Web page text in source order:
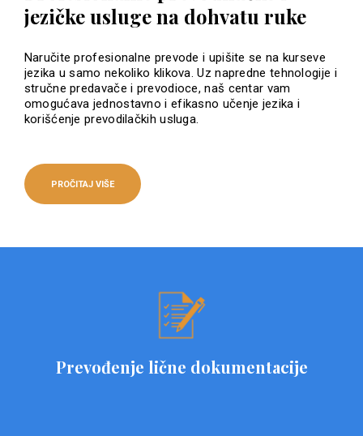
jezičke usluge na dohvatu ruke
Naručite profesionalne prevode i upišite se na kurseve
jezika u samo nekoliko klikova. Uz napredne tehnologije i
stručne predavače i prevodioce, naš centar vam
omogućava jednostavno i efikasno učenje jezika i
korišćenje prevodilačkih usluga.
PROČITAJ VIŠE
Prevođenje lične dokumentacije